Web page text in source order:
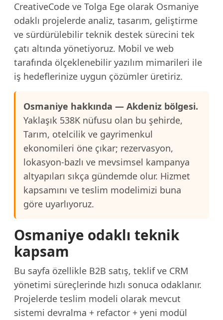
CreativeCode ve Tolga Ege olarak Osmaniye
odaklı projelerde analiz, tasarım, geliştirme
ve sürdürülebilir teknik destek sürecini tek
çatı altında yönetiyoruz. Mobil ve web
tarafında ölçeklenebilir yazılım mimarileri ile
iş hedeflerinize uygun çözümler üretiriz.
Osmaniye hakkında — Akdeniz bölgesi.
Yaklaşık 538K nüfusu olan bu şehirde,
Tarım, otelcilik ve gayrimenkul
ekonomileri öne çıkar; rezervasyon,
lokasyon-bazlı ve mevsimsel kampanya
altyapıları sıkça gündemde olur. Hizmet
kapsamını ve teslim modelimizi buna
göre uyarlıyoruz.
Osmaniye odaklı teknik
kapsam
Bu sayfa özellikle B2B satış, teklif ve CRM
yönetimi süreçlerinde hızlı sonuca odaklanır.
Projelerde teslim modeli olarak mevcut
sistemi devralma + refactor + yeni modül